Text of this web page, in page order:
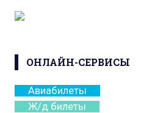
ОНЛАЙН-СЕРВИСЫ
Авиабилеты
Ж/д билеты